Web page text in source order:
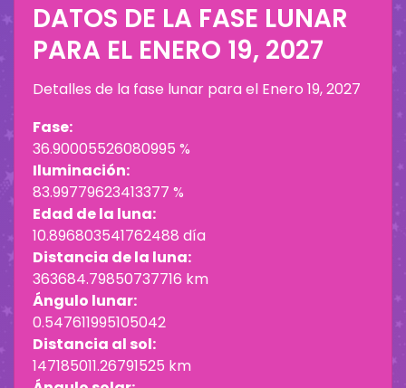
DATOS DE LA FASE LUNAR
PARA EL ENERO 19, 2027
Detalles de la fase lunar para el Enero 19, 2027
Fase:
36.90005526080995 %
Iluminación:
83.99779623413377 %
Edad de la luna:
10.896803541762488 día
Distancia de la luna:
363684.79850737716 km
Ángulo lunar:
0.547611995105042
Distancia al sol:
147185011.26791525 km